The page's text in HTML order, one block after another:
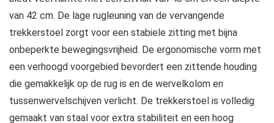
van 42 cm. De lage rugleuning van de vervangende
trekkerstoel zorgt voor een stabiele zitting met bijna
onbeperkte bewegingsvrijheid. De ergonomische vorm met
een verhoogd voorgebied bevordert een zittende houding
die gemakkelijk op de rug is en de wervelkolom en
tussenwervelschijven verlicht. De trekkerstoel is volledig
gemaakt van staal voor extra stabiliteit en een hoog